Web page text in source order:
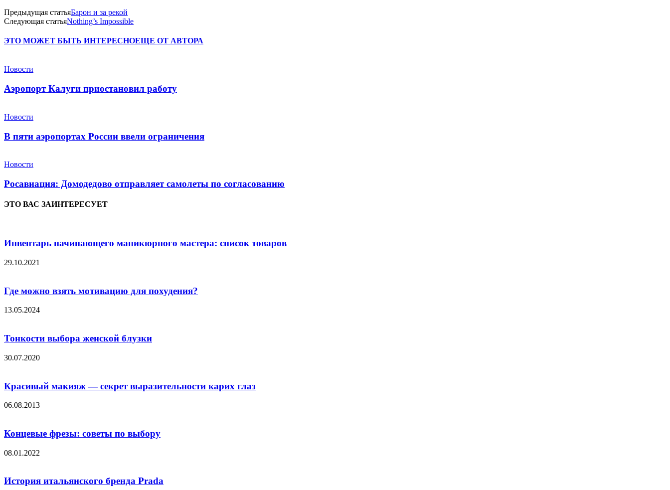
Предыдущая статьяБарон и за рекой
Следующая статьяNothing’s Impossible
ЭТО МОЖЕТ БЫТЬ ИНТЕРЕСНОЕЩЕ ОТ АВТОРА
Новости
Аэропорт Калуги приостановил работу
Новости
В пяти аэропортах России ввели ограничения
Новости
Росавиация: Домодедово отправляет самолеты по согласованию
ЭТО ВАС ЗАИНТЕРЕСУЕТ
Инвентарь начинающего маникюрного мастера: список товаров
29.10.2021
Где можно взять мотивацию для похудения?
13.05.2024
Тонкости выбора женской блузки
30.07.2020
Красивый макияж — секрет выразительности карих глаз
06.08.2013
Концевые фрезы: советы по выбору
08.01.2022
История итальянского бренда Prada